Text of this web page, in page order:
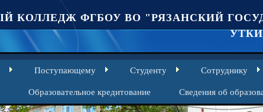
КОЛЛЕДЖ ФГБОУ ВО "РЯЗАНСКИЙ
Поступающему Студенту Сотруднику
Образовательное кредитование Сведения об